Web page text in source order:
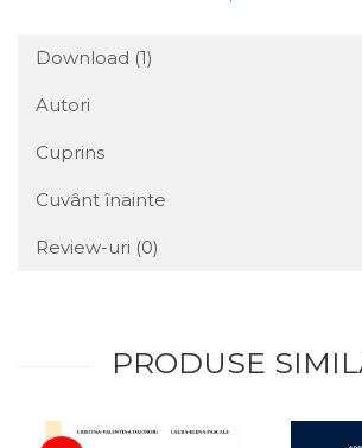
Download (1)
Autori
Cuprins
Cuvânt înainte
Review-uri (0)
PRODUSE